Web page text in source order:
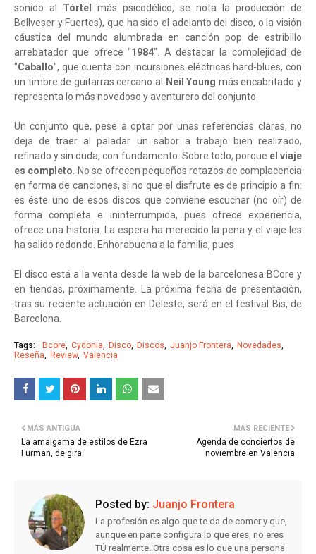
sonido al Tórtel
más psicodélico, se nota la producción de
Bellveser y Fuertes), que ha sido el adelanto del disco, o la visión
cáustica del mundo alumbrada en canción pop de estribillo
arrebatador que ofrece "1984". A destacar la complejidad de
"Caballo", que cuenta con incursiones eléctricas hard-blues, con
un timbre de guitarras cercano al
Neil Young más encabritado y
representa lo más novedoso y aventurero del conjunto.
Un conjunto que, pese a optar por unas referencias claras, no
deja de traer al paladar un sabor a trabajo bien realizado,
refinado y sin duda, con fundamento. Sobre todo, porque el viaje
es completo. No se ofrecen pequeños retazos de complacencia
en forma de canciones, si no que el disfrute es de principio a fin:
es éste uno de esos discos que conviene escuchar (no oír) de
forma completa e ininterrumpida, pues ofrece experiencia,
ofrece una historia. La espera ha merecido la pena y el viaje les
ha salido redondo. Enhorabuena a la familia, pues
El disco está a la venta desde la web de la barcelonesa BCore y
en tiendas, próximamente. La próxima fecha de presentación,
tras su reciente actuación en Deleste, será en el festival Bis, de
Barcelona.
Tags: Bcore Cydonia Disco Discos Juanjo Frontera
Novedades
Reseña
Review Valencia
MÁS RECIENTE
Agenda de conciertos de
noviembre en Valencia
MÁS ANTIGUA
La amalgama de estilos de Ezra
Furman, de gira
Posted by: Juanjo Frontera
La profesión es algo que te da de comer y que,
aunque en parte configura lo que eres, no eres
TÚ realmente. Otra cosa es lo que una persona